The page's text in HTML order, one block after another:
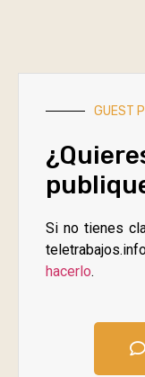
GUEST
Si no tienes
hacerlo.